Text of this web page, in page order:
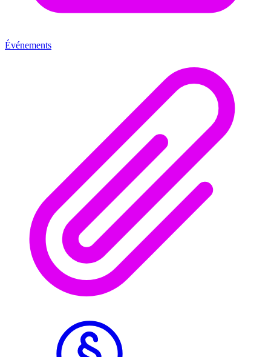
Événements